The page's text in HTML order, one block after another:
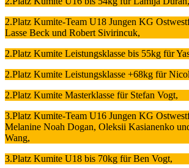
2.Platz Kumite-Team U18 Jungen KG
Lasse Beck und Robert Sivirincuk,
2.Platz Kumite Leistungsklasse bis 55kg für
2.Platz Kumite Leistungsklasse +68kg für
2.Platz Kumite Masterklasse für Stefan Vogt,
3.Platz Kumite-Team U16 Jungen KG
Melanine Noah Dogan, Oleksii Kasianenko
Wang,
3.Platz Kumite U18 bis 70kg für Ben Vogt,